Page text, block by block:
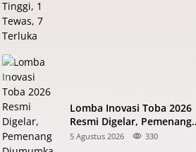
Lomba Inovasi Toba 2026
Resmi Digelar, Pemenang
Diumumkan Saat HUT RI
5 Agustus 2026 330